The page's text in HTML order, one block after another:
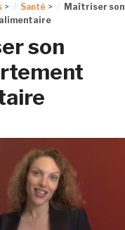
> Santé >
Maîtriser son
son